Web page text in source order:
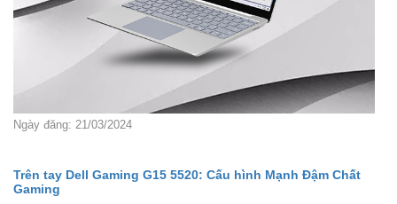
Ngày đăng: 21/03/2024
Trên tay Dell Gaming G15 5520: Cấu hình Mạnh Đậm Chất
Gaming